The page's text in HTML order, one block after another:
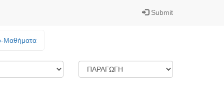
Submit
Mαθήματα